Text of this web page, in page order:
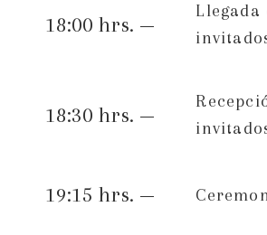
18:00 hrs. —
Llegada
18:30 hrs. —
19:15 hrs. —